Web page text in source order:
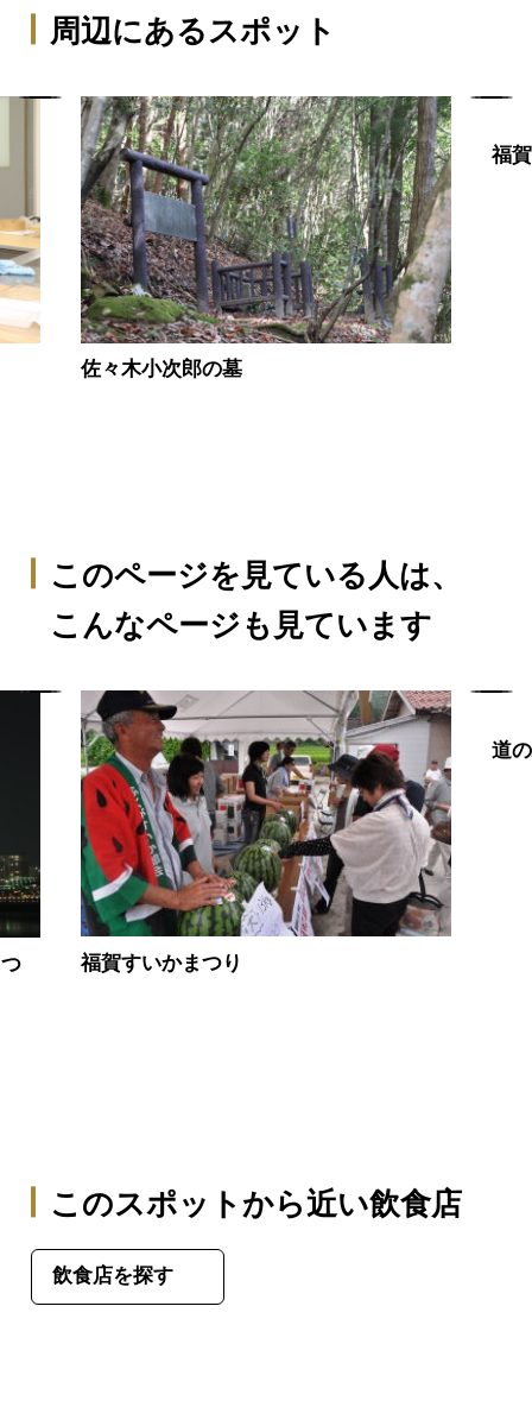
周辺にあるスポット
佐々木小次郎の墓
福
このページを見ている人は、
こんなページも見ています
福賀すいかまつり
道
このスポットから近い飲食店
飲食店を探す